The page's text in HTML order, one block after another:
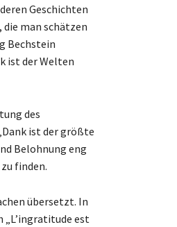
Geschichten
man schätzen
Bechstein
ist der Welten
des
ist der größte
Belohnung eng
finden.
übersetzt. In
„L’ingratitude est